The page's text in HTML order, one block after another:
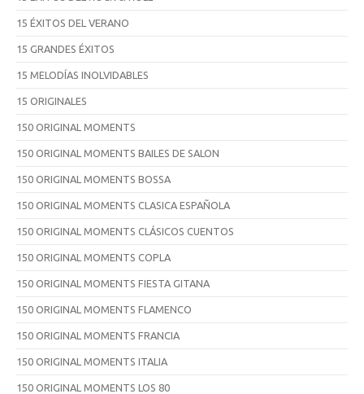
15 ÉXITOS DEL VERANO
15 GRANDES ÉXITOS
15 MELODÍAS INOLVIDABLES
15 ORIGINALES
150 ORIGINAL MOMENTS
150 ORIGINAL MOMENTS BAILES DE SALON
150 ORIGINAL MOMENTS BOSSA
150 ORIGINAL MOMENTS CLASICA ESPAÑOLA
150 ORIGINAL MOMENTS CLÁSICOS CUENTOS
150 ORIGINAL MOMENTS COPLA
150 ORIGINAL MOMENTS FIESTA GITANA
150 ORIGINAL MOMENTS FLAMENCO
150 ORIGINAL MOMENTS FRANCIA
150 ORIGINAL MOMENTS ITALIA
150 ORIGINAL MOMENTS LOS 80